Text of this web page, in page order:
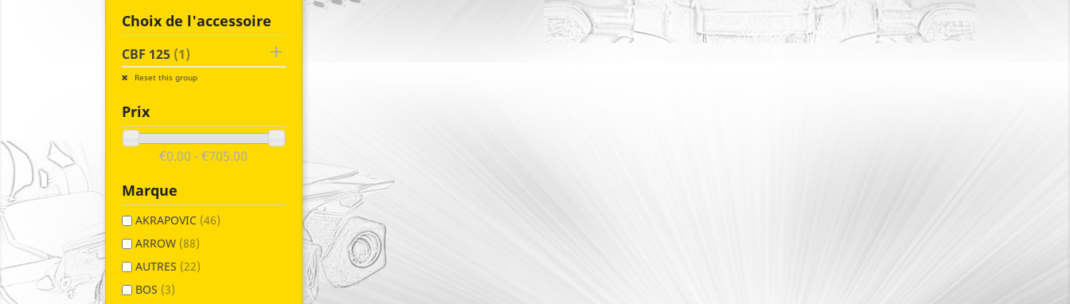
Choix de l'accessoire

CBF 125 (1)
Reset this group
Prix
€0.00 - €705.00
Marque
AKRAPOVIC (46)
ARROW (88)
AUTRES (22)
BOS (3)